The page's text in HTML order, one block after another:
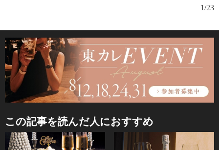
1/23
この記事を読んだ人におすすめ